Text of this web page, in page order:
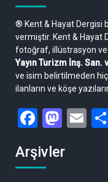
® Kent & Hayat Dergisi
vermiştir. Kent & Hayat
fotoğraf, illüstrasyon
Yayın Turizm İnş. San.
ve isim belirtilmeden
ilanların ve köşe
Arşivler